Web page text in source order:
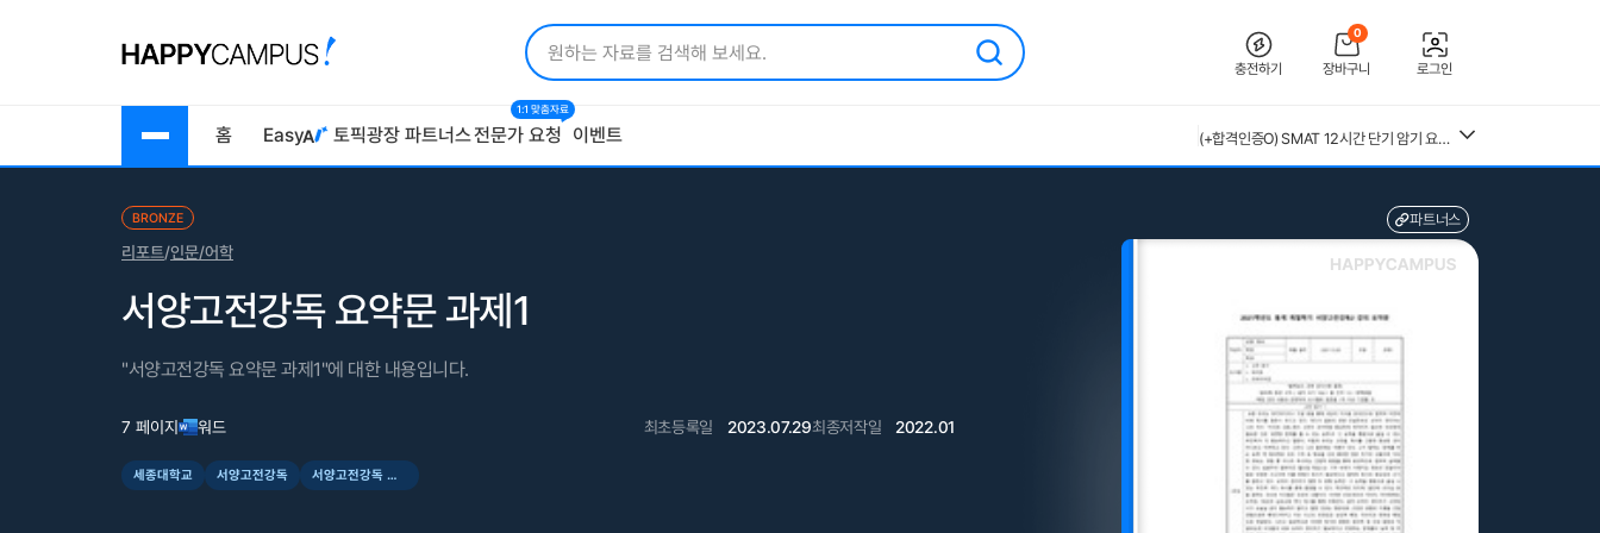
충전하기
0
장바구니 로그인
홈 Easy 토픽광장 파트너스전문가 요청
1:1 맞춤자료
이벤트
26년 독학사 가정학 3단계 가족관계 요약본(24,25년 시험 복기내용 추가)
[수자무, 직무 150 문답 0]2027 대비 2026 한양대학교병원(서울) 신규 간호사 최종합격 AII IN ONE 대비서 (스펙, 자기소개서, 면접 기출, 직무 150개 문답0, 합격인증0)
BRONZE
리포트/인문/어학
서양고전강독 요약문 과제1
"서양고전강독 요약문 과제1"에 대한 내용입니다.
7 페이지 워드 최초등록일 2023.07.29최종저작일 2022.01
세종대학교 서양고전강독 서양고전강독 요약문
파트너스